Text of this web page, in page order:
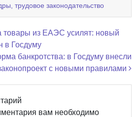
трудовое законодательство
записям
товары из ЕАЭС усилят: новый
в Госдуму
банкротства: в Госдуму внесли
с новыми правилами
вам необходимо